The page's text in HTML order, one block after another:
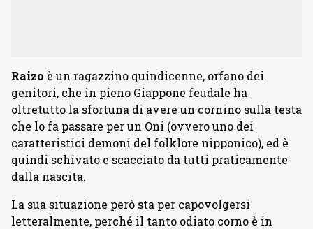
Raizo è un ragazzino quindicenne, orfano dei
genitori, che in pieno Giappone feudale ha
oltretutto la sfortuna di avere un cornino sulla testa
che lo fa passare per un Oni (ovvero uno dei
caratteristici demoni del folklore nipponico), ed è
quindi schivato e scacciato da tutti praticamente
dalla nascita.
La sua situazione però sta per capovolgersi
letteralmente, perché il tanto odiato corno è in